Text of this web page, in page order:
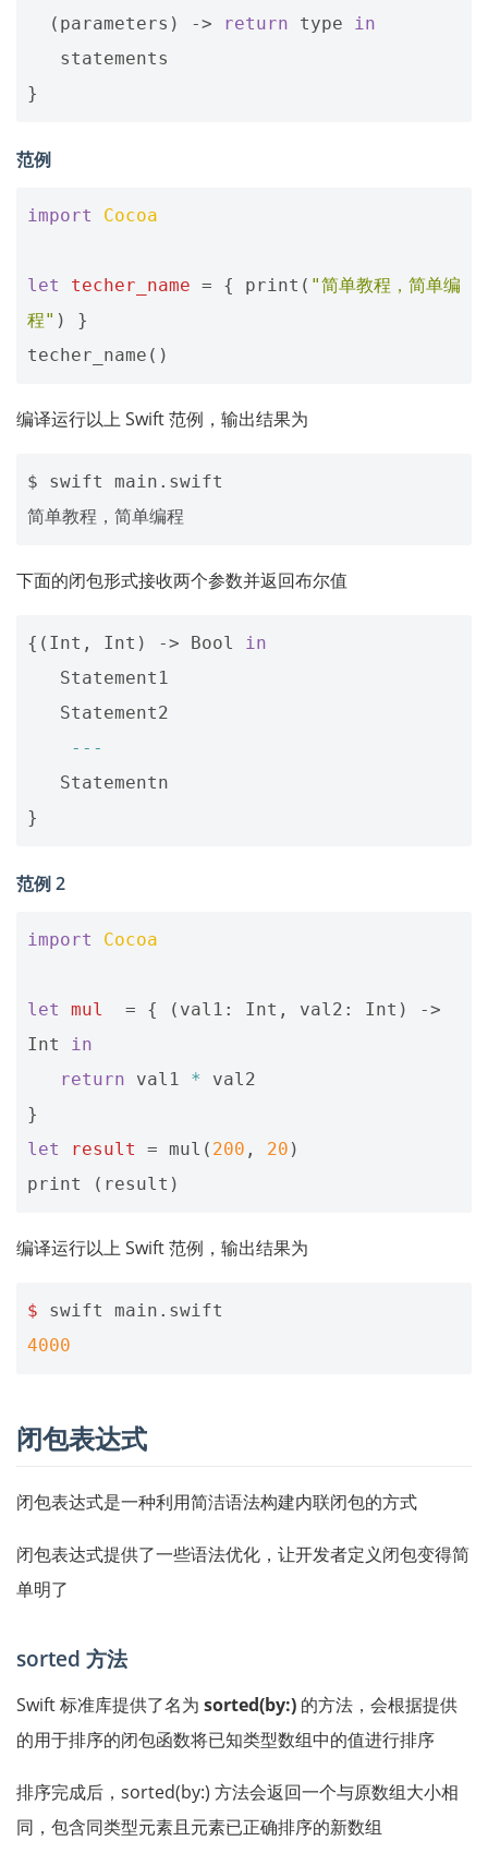
( parameters ) -> return type
in
statements
}
范例
import Cocoa
let techer_name = { print ( "简单教程，简单编
程" )
}
techer_name ()
编译运行以上 Swift 范例，输出结果为
$ swift main.swift
下面的闭包形式接收两个参数并返回布尔值
{( Int , Int ) -> Bool
in
Statement1
Statement2
---
Statementn
}
范例 2
import Cocoa
let mul = { ( val1 : Int , val2 : Int )
->
Int
in
return
val1 *
val2
}
let
result = mul ( 200 , 20 )
print
( result )
编译运行以上 Swift 范例，输出结果为
$ swift main . swift
4000
闭包表达式
闭包表达式是一种利用简洁语法构建内联闭包的方式
闭包表达式提供了一些语法优化，让开发者定义闭包变得简
单明了
sorted 方法
Swift 标准库提供了名为 sorted(by:) 的方法，会根据提供
的用于排序的闭包函数将已知类型数组中的值进行排序
排序完成后，sorted(by:) 方法会返回一个与原数组大小相
同，包含同类型元素且元素已正确排序的新数组